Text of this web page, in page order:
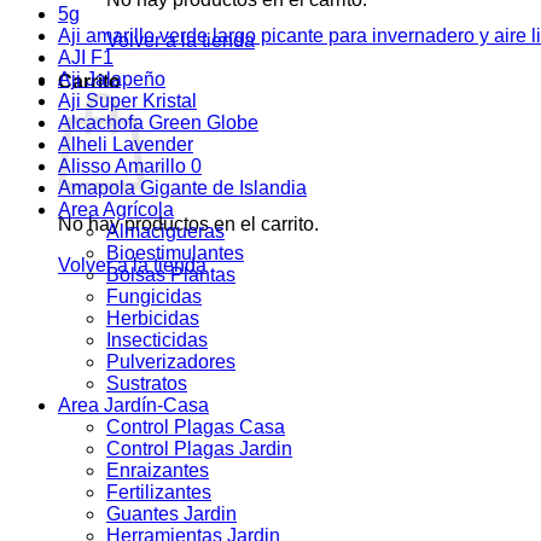
Volver a la tienda
Carrito
No hay productos en el carrito.
Volver a la tienda
5g
Aji amarillo verde largo picante para invernadero y aire
AJI F1
Aji Jalapeño
Aji Super Kristal
Alcachofa Green Globe
Alheli Lavender
Alisso Amarillo 0
Amapola Gigante de Islandia
Area Agrícola
Almacigueras
Bioestimulantes
Bolsas Plantas
Fungicidas
Herbicidas
Insecticidas
Pulverizadores
Sustratos
Area Jardín-Casa
Control Plagas Casa
Control Plagas Jardin
Enraizantes
Fertilizantes
Guantes Jardin
Herramientas Jardin